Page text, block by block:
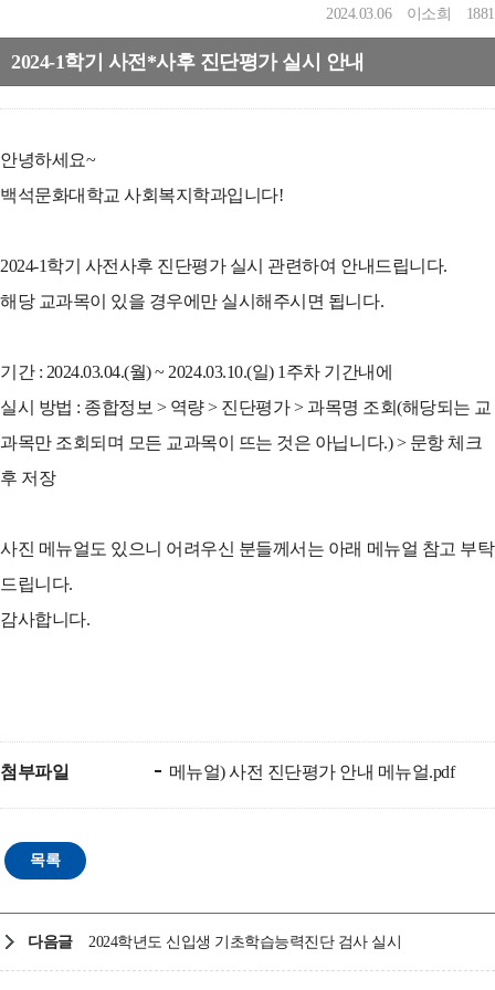
2024.03.06 이소희 1881
2024-1학기 사전*사후 진단평가 실시 안내
안녕하세요~
백석문화대학교 사회복지학과입니다!
2024-1학기 사전사후 진단평가 실시 관련하여 안내드립니다.
해당 교과목이 있을 경우에만 실시해주시면 됩니다.
기간 : 2024.03.04.(월) ~ 2024.03.10.(일) 1주차 기간내에
실시 방법 : 종합정보 > 역량 > 진단평가 > 과목명 조회(해당되는 교
과목만 조회되며 모든 교과목이 뜨는 것은 아닙니다.) > 문항 체크
후 저장
사진 메뉴얼도 있으니 어려우신 분들께서는 아래 메뉴얼 참고 부탁
드립니다.
감사합니다.
첨부파일 메뉴얼) 사전 진단평가 안내 메뉴얼.pdf
다음글 2024학년도 신입생 기초학습능력진단 검사 실시